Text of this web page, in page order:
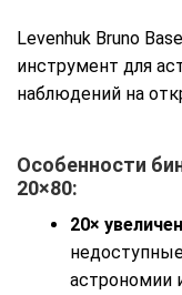
Levenhuk Bruno
инструмент для
наблюдений на
Особенности
20×80:
20×
астрономии